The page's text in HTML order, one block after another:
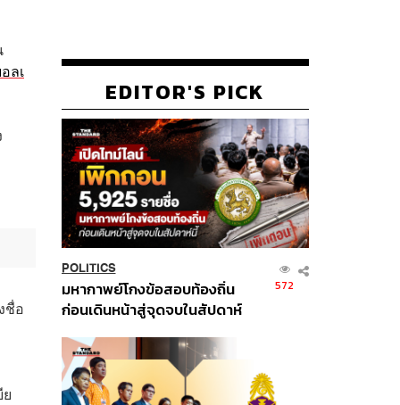
ลเ
ชื่อ
EDITOR'S PICK
POLITICS
มหากาพย์โกงข้อสอบท้องถิ่น
ก่อนเดินหน้าสู่จุดจบในสัปดาห์
572